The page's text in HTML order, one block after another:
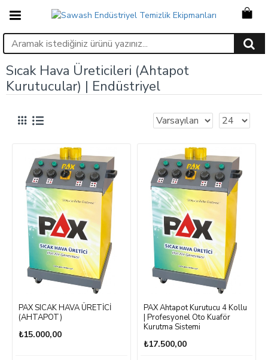
Sıcak Hava Üreticileri (Ahtapot
Kurutucular) | Endüstriyel
PAX SICAK HAVA ÜRETİCİ
(AHTAPOT)
₺15.000,00
PAX Ahtapot Kurutucu 4 Kollu
| Profesyonel Oto Kuaför
Kurutma Sistemi
₺17.500,00